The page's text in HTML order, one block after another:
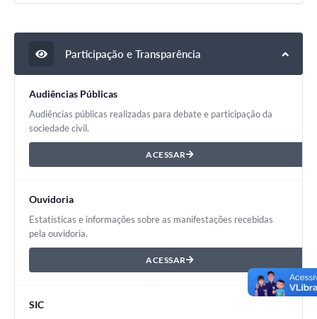
Participação e Transparência
Audiências Públicas
Audiências públicas realizadas para debate e participação da
sociedade civil.
ACESSAR
Ouvidoria
Estatísticas e informações sobre as manifestações recebidas
pela ouvidoria.
ACESSAR
SIC